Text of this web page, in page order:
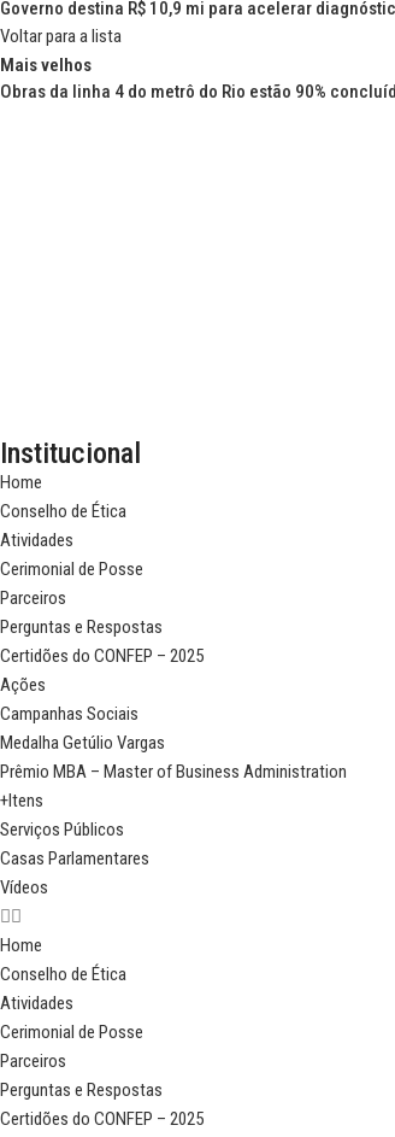
Governo destina R$ 10,9 mi para acelerar
Voltar para a lista
Mais velhos
Obras da linha 4 do metrô do Rio estão 90%
Institucional
Home
Conselho de Ética
Atividades
Cerimonial de Posse
Parceiros
Perguntas e Respostas
Certidões do CONFEP – 2025
Ações
Campanhas Sociais
Medalha Getúlio Vargas
Prêmio MBA – Master of Business Administration
+Itens
Serviços Públicos
Casas Parlamentares
Vídeos
Home
Conselho de Ética
Atividades
Cerimonial de Posse
Parceiros
Perguntas e Respostas
Certidões do CONFEP – 2025